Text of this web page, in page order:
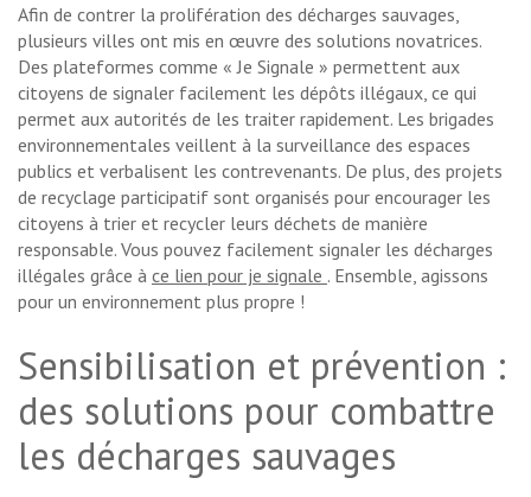
Afin de contrer la prolifération des décharges sauvages,
plusieurs villes ont mis en œuvre des solutions novatrices.
Des plateformes comme « Je Signale » permettent aux
citoyens de signaler facilement les dépôts illégaux, ce qui
permet aux autorités de les traiter rapidement. Les brigades
environnementales veillent à la surveillance des espaces
publics et verbalisent les contrevenants. De plus, des projets
de recyclage participatif sont organisés pour encourager les
citoyens à trier et recycler leurs déchets de manière
responsable. Vous pouvez facilement signaler les décharges
illégales grâce à ce lien pour je signale . Ensemble, agissons
pour un environnement plus propre !
Sensibilisation et prévention :
des solutions pour combattre
les décharges sauvages